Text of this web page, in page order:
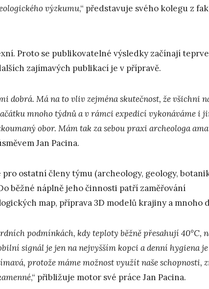
výzkumu,“ představuje svého kolegu z
Proto se publikovatelné výsledky začínají teprve
zajímavých publikací je v přípravě.
dobrá. Má na to vliv zejména skutečnost, že všichni
mnoho týdnů a v rámci expedicí vykonáváme i
obor. Mám tak za sebou praxi archeologa
Jan Pacina.
ostatní členy týmu (archeology, geology,
běžné náplně jeho činnosti patří zaměřování
map, příprava 3D modelů krajiny a mnoho
podmínkách, kdy teploty běžně přesahují 40°C,
signál je jen na nejvyšším kopci a denní hygiena je
protože máme možnost využít naše schopnosti,
,“ přibližuje motor své práce Jan Pacina.